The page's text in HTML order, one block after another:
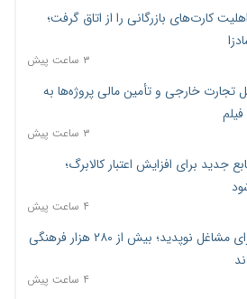
کارت‌های بازرگانی را از اتاق گرفت؛
۳ ساعت پیش
تجارت خارجی و تأمین مالی پروژه‌ها به
۳ ساعت پیش
جدید برای افزایش اعتبار کالابرگ؛
۴ ساعت پیش
گسترش چتر بیمه‌ای برای مشاغل نوپدید؛ بیش از ۲۸۰ هزار فرهنگی
۴ ساعت پیش